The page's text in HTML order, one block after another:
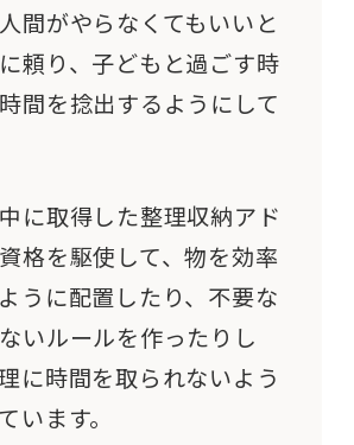
間がやらなくてもいいと
頼り、子どもと過ごす時
間を捻出するようにして
に取得した整理収納アド
格を駆使して、物を効率
うに配置したり、不要な
いルールを作ったりし
に時間を取られないよう
います。